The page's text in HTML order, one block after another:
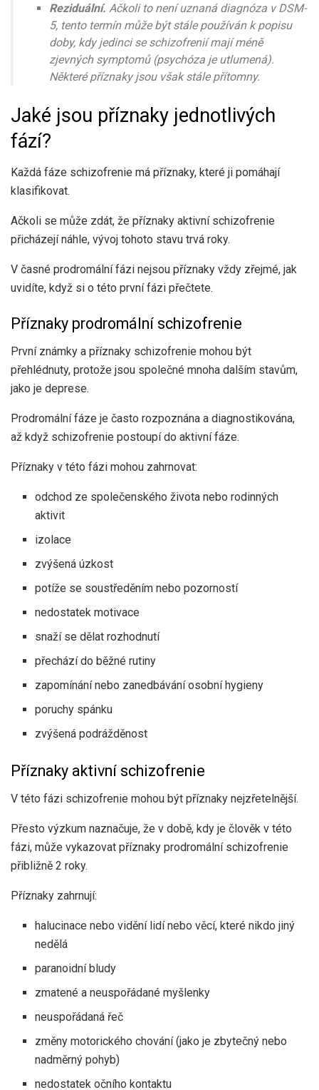
Reziduální. Ačkoli to není uznaná diagnóza v DSM-
5, tento termín může být stále používán k popisu
doby, kdy jedinci se schizofrenií mají méně
zjevných symptomů (psychóza je utlumená).
Některé příznaky jsou však stále přítomny.
Jaké jsou příznaky jednotlivých
fází?
Každá fáze schizofrenie má příznaky, které ji pomáhají
klasifikovat.
Ačkoli se může zdát, že příznaky aktivní schizofrenie
přicházejí náhle, vývoj tohoto stavu trvá roky.
V časné prodromální fázi nejsou příznaky vždy zřejmé, jak
uvidíte, když si o této první fázi přečtete.
Příznaky prodromální schizofrenie
První známky a příznaky schizofrenie mohou být
přehlédnuty, protože jsou společné mnoha dalším stavům,
jako je deprese.
Prodromální fáze je často rozpoznána a diagnostikována,
až když schizofrenie postoupí do aktivní fáze.
Příznaky v této fázi mohou zahrnovat:
odchod ze společenského života nebo rodinných
aktivit
izolace
zvýšená úzkost
potíže se soustředěním nebo pozorností
nedostatek motivace
snaží se dělat rozhodnutí
přechází do běžné rutiny
zapomínání nebo zanedbávání osobní hygieny
poruchy spánku
zvýšená podrážděnost
Příznaky aktivní schizofrenie
V této fázi schizofrenie mohou být příznaky nejzřetelnější.
Přesto výzkum naznačuje, že v době, kdy je člověk v této
fázi, může vykazovat příznaky prodromální schizofrenie
přibližně 2 roky.
Příznaky zahrnují:
halucinace nebo vidění lidí nebo věcí, které nikdo jiný
nedělá
paranoidní bludy
zmatené a neuspořádané myšlenky
neuspořádaná řeč
změny motorického chování (jako je zbytečný nebo
nadměrný pohyb)
nedostatek očního kontaktu